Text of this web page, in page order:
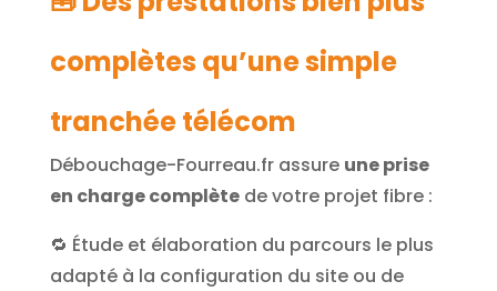
complètes qu’une simple
tranchée télécom
Débouchage-Fourreau.fr assure une prise
en charge complètede votre projet fibre :
🔁 Étude et élaboration du parcours le plus
adapté à la configuration du site ou de